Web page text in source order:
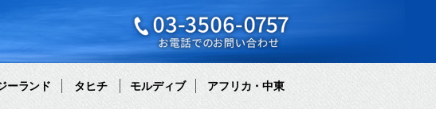
ーランド タヒチ モルディブ アフリカ・中東